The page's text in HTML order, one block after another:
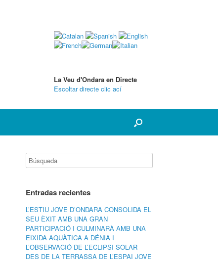
La Veu d'Ondara en Directe
Escoltar directe clic ací
Entradas recientes
L’ESTIU JOVE D’ONDARA CONSOLIDA EL
SEU ÈXIT AMB UNA GRAN
PARTICIPACIÓ I CULMINARÀ AMB UNA
EIXIDA AQUÀTICA A DÉNIA I
L’OBSERVACIÓ DE L’ECLIPSI SOLAR
DES DE LA TERRASSA DE L’ESPAI JOVE